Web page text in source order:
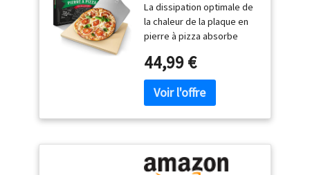
pizza en bois - Pierre
pizza en cordiérite -
Pour une base
croustillante et une
juteuse
La dissipation optimale de
la chaleur de la plaque en
pierre à pizza absorbe
d'œil. L'excellente pierre
de cuisson assure une
pizza savoureuse comme
en Italie : avec un fond
croustillant et une
que ce soit au four, au
44,99 €